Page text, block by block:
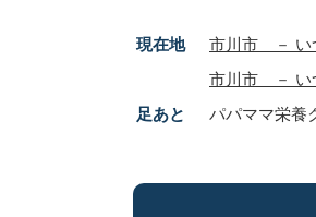
現在地 市川市 － い
市川市 － い
足あと
パパママ栄養
本